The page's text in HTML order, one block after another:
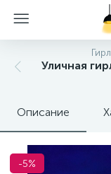
Уличная
Описание
-5%